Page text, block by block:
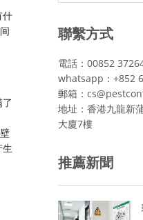
什
聯繫方式
電話：00852
whatsapp：+852
郵箱：
地址：香港九龍新
大廈7樓
推薦新聞